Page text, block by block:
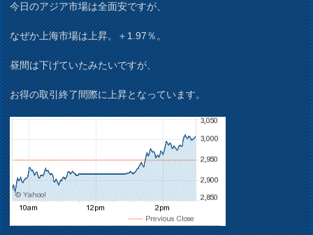
今日のアジア市場は全面安ですが、
なぜか上海市場は上昇。＋1.97％。
昼間は下げていたみたいですが、
お得の取引終了間際に上昇となっています。